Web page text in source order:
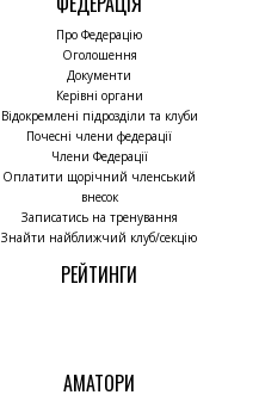
Про Федерацію
Оголошення
Документи
Керівні органи
Відокремлені підрозділи та клуби
Почесні члени федерації
Члени Федерації
Оплатити щорічний членський
внесок
Записатись на тренування
Знайти найближчий клуб/секцію
РЕЙТИНГИ
АМАТОРИ